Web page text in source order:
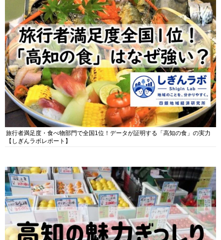
旅行者満足度・食べ物部門で全国1位！データが証明する「高知の食」の実力
【しぎんラボレポート】